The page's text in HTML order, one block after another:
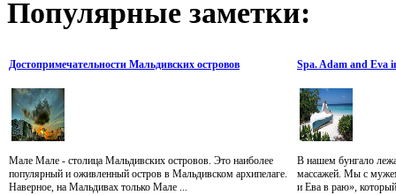
Популярные заметки:
Достопримечательности Мальдивских островов
Мале Мале - столица Мальдивских островов. Это наиболее
популярный и оживленный остров в Мальдивском архипелаге.
Наверное, на Мальдивах только Мале ...
Spa. Adam and Eva
В нашем бунгало
массажей. Мы с
и Ева в раю»,